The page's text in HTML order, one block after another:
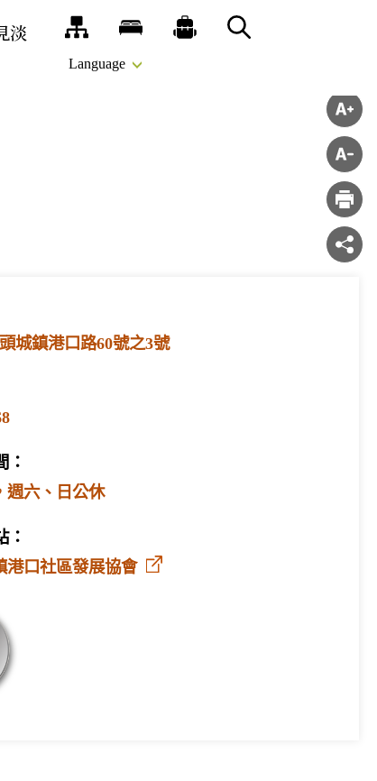
淡
網站導覽 旅宿 推薦遊程
Language
城鎮港口路60號之3號
：
週六、日公休
：
港口社區發展協會